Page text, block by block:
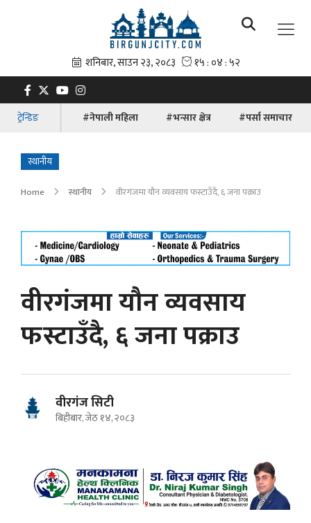
ट्रेन्डिङ #नेपाली महिला #भन्सार क्षेत्र #पर्सा समाचार
स्थानीय
Home स्थानीय वीरगंजमा यौन व्यवसाय फस्टाउँदै, ६ जना पक्राउ
वीरगंजमा यौन व्यवसाय
फस्टाउँदै, ६ जना पक्राउ
वीरगंज सिटी
बिहीबार, जेठ १४, २०८३